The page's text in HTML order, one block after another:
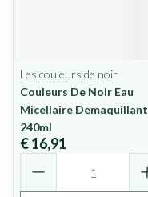
Les couleurs de noir
Couleurs De Noir Eau
Micellaire Demaquillant
240ml
€ 16,91